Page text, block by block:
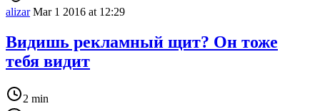
alizarMar 1 2016 at 12:29
Видишь рекламный щит? Он тоже
тебя видит
2 min